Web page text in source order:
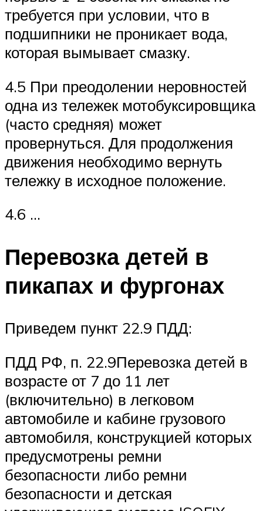
требуется при условии, что в
подшипники не проникает вода,
которая вымывает смазку.
4.5 При преодолении неровностей
одна из тележек мотобуксировщика
(часто средняя) может
провернуться. Для продолжения
движения необходимо вернуть
тележку в исходное положение.
4.6 …
Перевозка детей в
пикапах и фургонах
Приведем пункт 22.9 ПДД:
ПДД РФ, п. 22.9Перевозка детей в
возрасте от 7 до 11 лет
(включительно) в легковом
автомобиле и кабине грузового
автомобиля, конструкцией которых
предусмотрены ремни
безопасности либо ремни
безопасности и детская